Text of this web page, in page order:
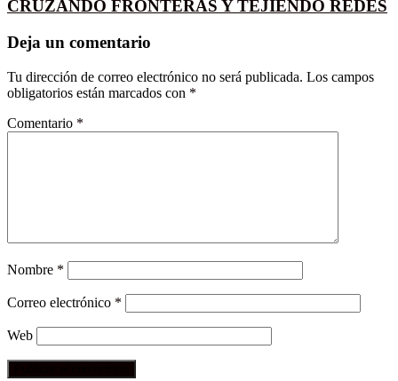
CRUZANDO FRONTERAS Y TEJIENDO REDES
Deja un comentario
Tu dirección de correo electrónico no será publicada. Los campos
obligatorios están marcados con *
Comentario *
Nombre *
Correo electrónico *
Web